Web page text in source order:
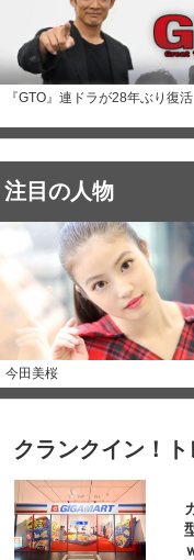
『GTO』連ドラが28年ぶり復活
注目の人物
今田美桜
クランクイン！